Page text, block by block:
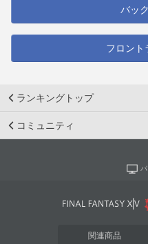
バッ
フロント
ランキングトップ
コミュニティ
関連商品